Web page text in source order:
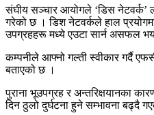
संघीय सञ्चार आयोगले ‘डिस नेटवर्क’
गरेको छ । डिश नेटवर्कले हाल
उपग्रहहरू मध्ये एउटा सार्न असफल
कम्पनीले आफ्नो गल्ती स्वीकार गर्दै
बताएको छ ।
पुराना भूउपग्रह र अन्तरिक्षयानका
दिन ठुलो दुर्घटना हुने सम्भावना बढ्दै